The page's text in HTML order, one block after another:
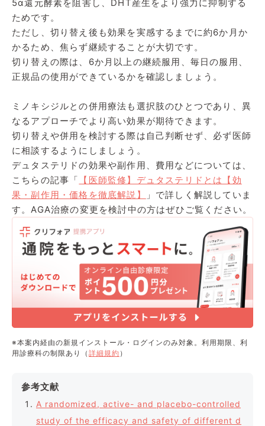
5α還元酵素を阻害し、DHT産生をより強力に抑制する
ためです。
ただし、切り替え後も効果を実感するまでに約6か月か
かるため、焦らず継続することが大切です。
切り替えの際は、6か月以上の継続服用、毎日の服用、
正規品の使用ができているかを確認しましょう。
ミノキシジルとの併用療法も選択肢のひとつであり、異
なるアプローチでより高い効果が期待できます。
切り替えや併用を検討する際は自己判断せず、必ず医師
に相談するようにしましょう。
デュタステリドの効果や副作用、費用などについては、
こちらの記事「
【医師監修】デュタステリドとは【効
果・副作用・価格を徹底解説】
」で詳しく解説していま
す。AGA治療の変更を検討中の方はぜひご覧ください。
※本案内経由の新規インストール・ログインのみ対象。利用期限、利
用診療科の制限あり（ 詳細規約 ）
参考文献
A randomized, active- and placebo-controlled
study of the efficacy and safety of different d